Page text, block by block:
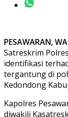
PESAWARAN,
Satreskrim
identifikasi
tergantung di
Kedondong
Kapolres
diwakili